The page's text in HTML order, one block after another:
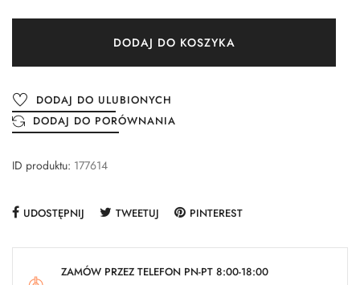
DODAJ DO KOSZYKA
DODAJ DO ULUBIONYCH
DODAJ DO PORÓWNANIA
ID produktu: 177614
UDOSTĘPNIJ TWEETUJ PINTEREST
ZAMÓW PRZEZ TELEFON PN-PT 8:00-18:00